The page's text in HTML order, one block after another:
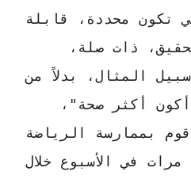
تكون محددة، قابلة
ذات صلة،
المثال، بدلاً من
أكثر صحة"،
بممارسة الرياضة
ثلاث مرات في الأسبوع خلال